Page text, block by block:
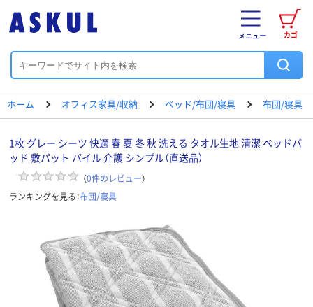
カゴ
メニュー
ホーム オフィス家具/収納 ベッド/布団/寝具 布団/寝具
1枚 グレー シーツ 快適 春 夏 冬 秋 洗える タオル生地 清潔 ベッドパ
ッド 敷パット パイル 介護 シンプル（直送品）
（0件のレビュー）
ランキングを見る：布団/寝具